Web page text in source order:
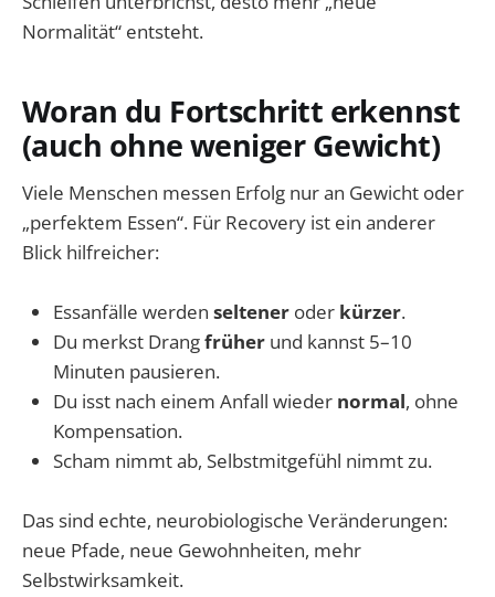
Normalität“ entsteht.
Woran du Fortschritt erkennst
(auch ohne weniger Gewicht)
Viele Menschen messen Erfolg nur an Gewicht oder
„perfektem Essen“. Für Recovery ist ein anderer
Blick hilfreicher:
Essanfälle werden seltener oder kürzer.
Du merkst Drangfrüher und kannst 5–10
Minuten pausieren.
Du isst nach einem Anfall wieder normal, ohne
Kompensation.
Scham nimmt ab, Selbstmitgefühl nimmt zu.
Das sind echte, neurobiologische Veränderungen:
neue Pfade, neue Gewohnheiten, mehr
Selbstwirksamkeit.